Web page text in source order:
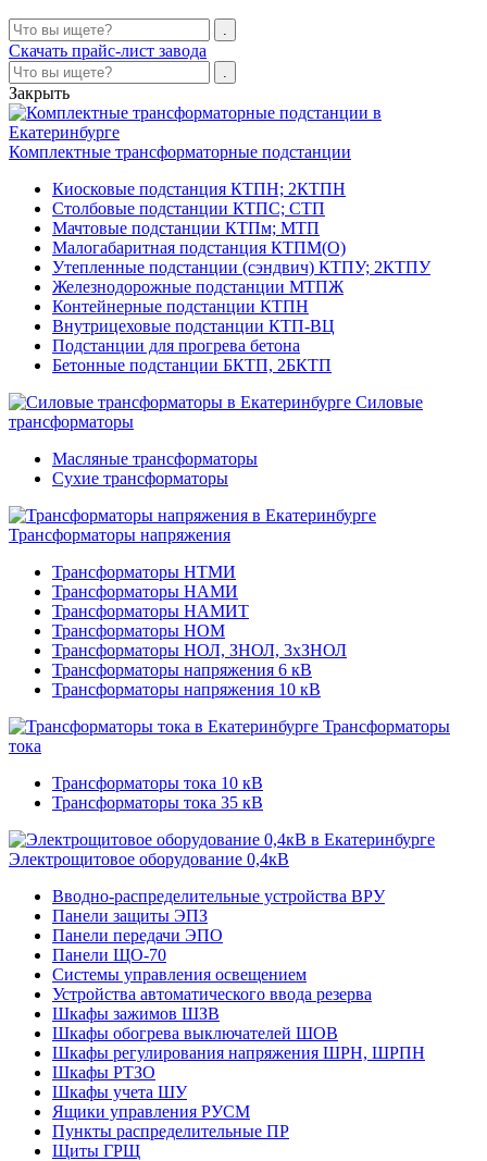
Скачать прайс-лист завода
Закрыть
Комплектные трансформаторные подстанции
Киосковые подстанция КТПН; 2КТПН
Столбовые подстанции КТПС; СТП
Мачтовые подстанции КТПм; МТП
Малогабаритная подстанция КТПМ(О)
Утепленные подстанции (сэндвич) КТПУ; 2КТПУ
Железнодорожные подстанции МТПЖ
Контейнерные подстанции КТПН
Внутрицеховые подстанции КТП-ВЦ
Подстанции для прогрева бетона
Бетонные подстанции БКТП, 2БКТП
Силовые
трансформаторы
Масляные трансформаторы
Сухие трансформаторы
Трансформаторы напряжения
Трансформаторы НТМИ
Трансформаторы НАМИ
Трансформаторы НАМИТ
Трансформаторы НОМ
Трансформаторы НОЛ, ЗНОЛ, 3хЗНОЛ
Трансформаторы напряжения 6 кВ
Трансформаторы напряжения 10 кВ
Трансформаторы
тока
Трансформаторы тока 10 кВ
Трансформаторы тока 35 кВ
Электрощитовое оборудование 0,4кВ
Вводно-распределительные устройства ВРУ
Панели защиты ЭПЗ
Панели передачи ЭПО
Панели ЩО-70
Системы управления освещением
Устройства автоматического ввода резерва
Шкафы зажимов ШЗВ
Шкафы обогрева выключателей ШОВ
Шкафы регулирования напряжения ШРН, ШРПН
Шкафы РТЗО
Шкафы учета ШУ
Ящики управления РУСМ
Пункты распределительные ПР
Щиты ГРЩ